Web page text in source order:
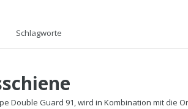
Schlagworte
Double Guard 91, wird in Kombination mit die